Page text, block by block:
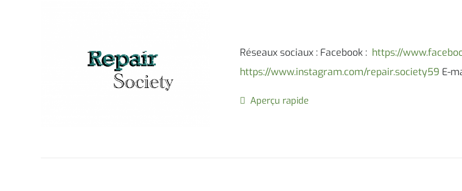
Réseaux sociaux : Facebook : https://
https://www.instagram.com/repair.society59 E-
Aperçu rapide